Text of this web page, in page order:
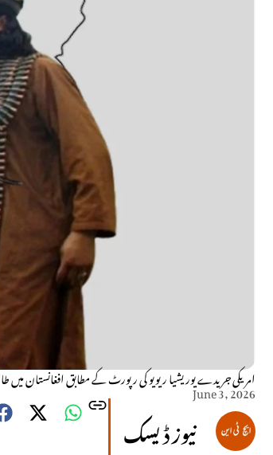
امریکی جریدے یوریشیا ریویو کی رپورٹ کے مطابق افغانستان
June 3, 2026
نیوز ڈیسک